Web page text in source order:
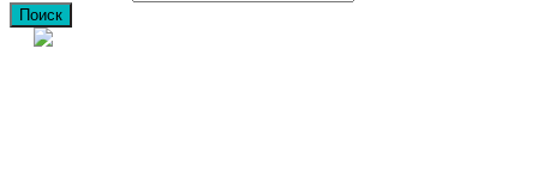
Поиск